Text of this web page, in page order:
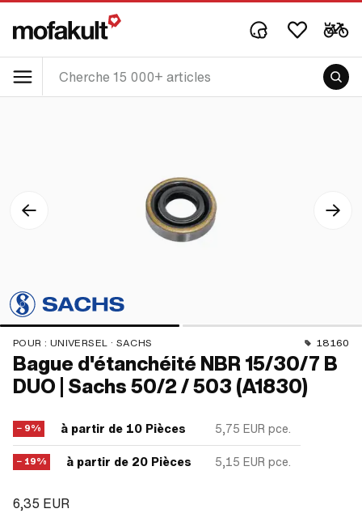
POUR : UNIVERSEL · SACHS 18160
Bague d'étanchéité NBR 15/30/7 B
DUO | Sachs 50/2 / 503 (A1830)
− 9% à partir de 10 Pièces 5,75 EUR pce.
− 19% à partir de 20 Pièces 5,15 EUR pce.
6,35 EUR